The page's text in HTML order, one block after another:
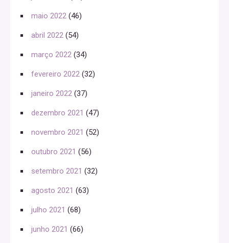
maio 2022 (46)
abril 2022 (54)
março 2022 (34)
fevereiro 2022 (32)
janeiro 2022 (37)
dezembro 2021 (47)
novembro 2021 (52)
outubro 2021 (56)
setembro 2021 (32)
agosto 2021 (63)
julho 2021 (68)
junho 2021 (66)